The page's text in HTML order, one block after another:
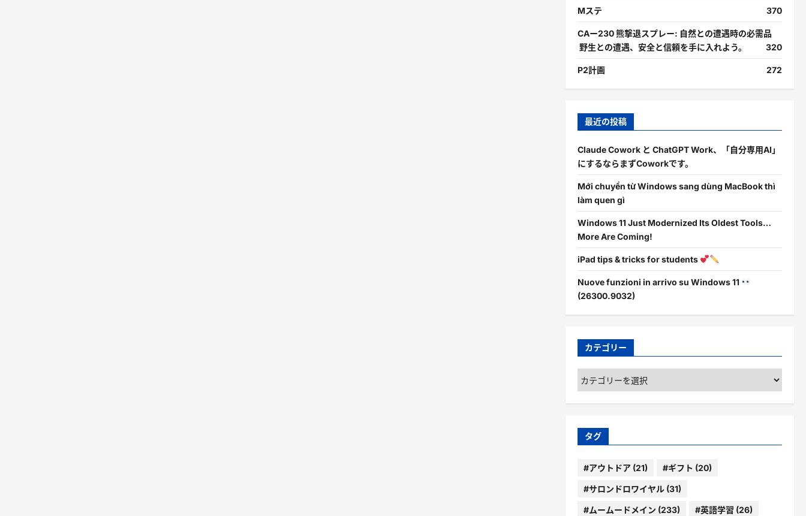
Mステ 370
CAー230 熊撃退スプレー: 自然との遭遇時の必需品
野生との遭遇、安全と信頼を手に入れよう。
320
P2計画 272
最近の投稿
Claude Cowork と ChatGPT Work、「自分専用AI」
にするならまずCoworkです。
Mới chuyển từ Windows sang dùng MacBook thì
làm quen gì
Windows 11 Just Modernized Its Oldest Tools…
More Are Coming!
iPad tips & tricks for students
Nuove funzioni in arrivo su Windows 11
(26300.9032)
カテゴリー
カ
テ
ゴ
ー
タグ
#アウトドア(21) #ギフト (20)
#サロンドロワイヤル(31)
#ムームードメイン (233) #英語学習 (26)